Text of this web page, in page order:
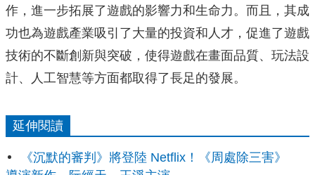
作，進一步拓展了遊戲的影響力和生命力。而且，其成
功也為遊戲產業吸引了大量的投資和人才，促進了遊戲
技術的不斷創新與突破，使得遊戲在畫面品質、玩法設
計、人工智慧等方面都取得了長足的發展。
延伸閱讀
《沉默的審判》將登陸 Netflix！《周處除三害》